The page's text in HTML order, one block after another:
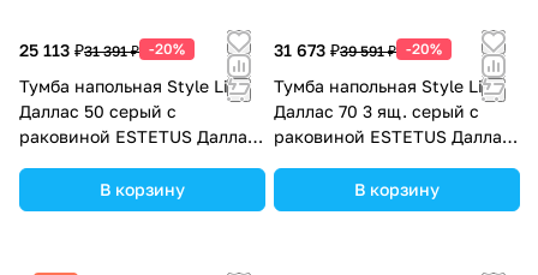
25 113 ₽31 391 ₽ -20%
Тумба напольная Style Line
Даллас 50 серый с
раковиной ESTETUS Даллас
В корзину
31 673 ₽39 591 ₽ -20%
Тумба напольная Style Line
Даллас 70 3 ящ. серый с
раковиной ESTETUS Даллас
В корзину